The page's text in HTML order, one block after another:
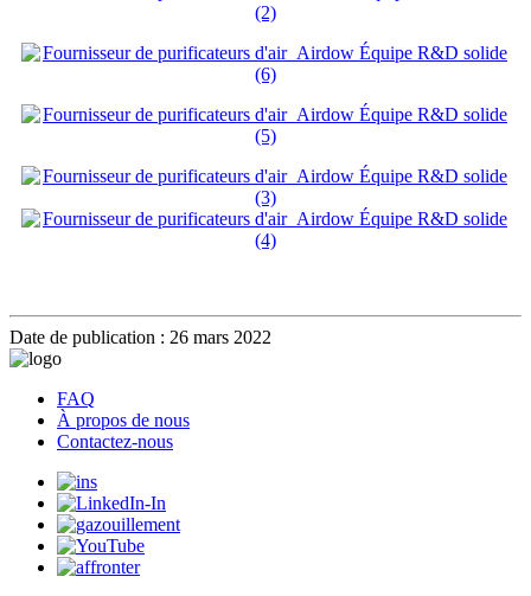
Date de publication : 26 mars 2022
FAQ
À propos de nous
Contactez-nous